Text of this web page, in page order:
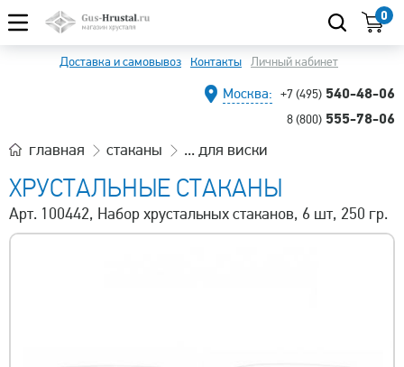
0
Доставка и самовывоз Контакты Личный кабинет
Москва: +7 (495) 540-48-06
8 (800) 555-78-06
главная стаканы ... для виски
ХРУСТАЛЬНЫЕ СТАКАНЫ
Арт. 100442, Набор хрустальных стаканов, 6 шт, 250 гр.